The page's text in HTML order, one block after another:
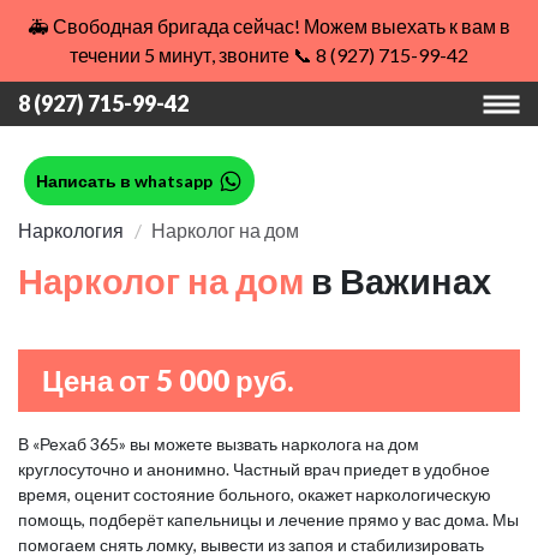
🚑 Свободная бригада сейчас! Можем выехать к вам в
течении 5 минут, звоните 📞 8 (927) 715-99-42
8 (927) 715-99-42
Написать в whatsapp
Наркология Нарколог на дом
Нарколог на дом в Важинах
Цена от 5 000 руб.
В «Рехаб 365» вы можете вызвать нарколога на дом
круглосуточно и анонимно. Частный врач приедет в удобное
время, оценит состояние больного, окажет наркологическую
помощь, подберёт капельницы и лечение прямо у вас дома. Мы
помогаем снять ломку, вывести из запоя и стабилизировать